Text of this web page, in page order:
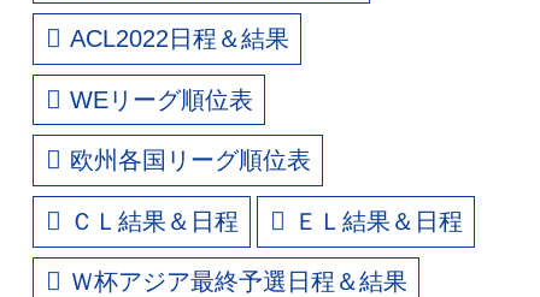
ACL2022日程＆結果
WEリーグ順位表
欧州各国リーグ順位表
ＣＬ結果＆日程 ＥＬ結果＆日程
Ｗ杯アジア最終予選日程＆結果